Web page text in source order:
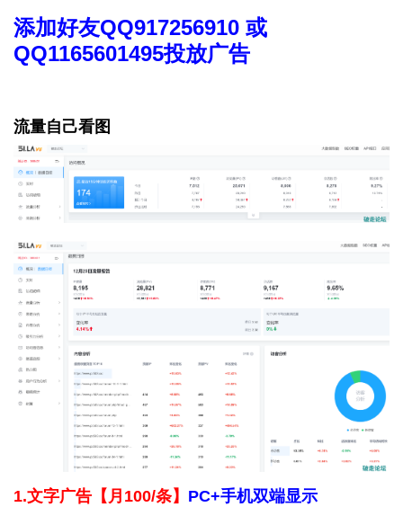
添加好友QQ917256910 或
QQ1165601495投放广告
流量自己看图
1.文字广告【月100/条】 PC+手机双端显示